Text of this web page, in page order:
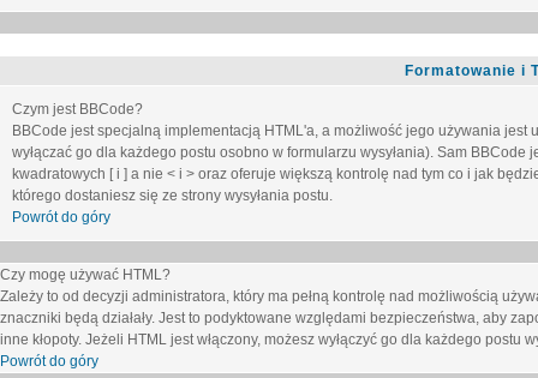
Formatowanie i
Czym jest BBCode?
BBCode jest specjalną implementacją HTML'a, a możliwość jego używania
wyłączać go dla każdego postu osobno w formularzu wysyłania). Sam
kwadratowych [ i ] a nie < i > oraz oferuje większą kontrolę nad tym co i jak
którego dostaniesz się ze strony wysyłania postu.
Powrót do góry
Czy mogę używać HTML?
Zależy to od decyzji administratora, który ma pełną kontrolę nad możliwością
znaczniki będą działały. Jest to podyktowane względami bezpieczeństwa, aby
inne kłopoty. Jeżeli HTML jest włączony, możesz wyłączyć go dla każdego
Powrót do góry